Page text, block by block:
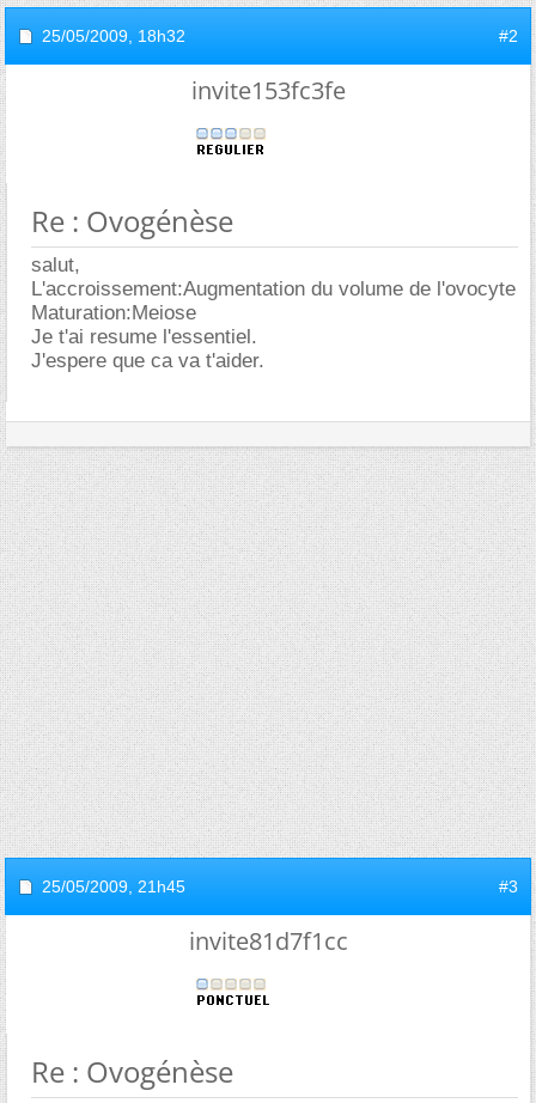
25/05/2009, 18h32 #2
invite153fc3fe
Re : Ovogénèse
salut,
L'accroissement:Augmentation du volume de l'ovocyte
Maturation:Meiose
Je t'ai resume l'essentiel.
J'espere que ca va t'aider.
25/05/2009, 21h45 #3
invite81d7f1cc
Re : Ovogénèse